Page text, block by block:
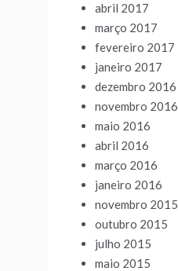
abril 2017
março 2017
fevereiro 2017
janeiro 2017
dezembro 2016
novembro 2016
maio 2016
abril 2016
março 2016
janeiro 2016
novembro 2015
outubro 2015
julho 2015
maio 2015